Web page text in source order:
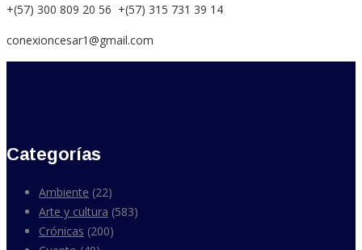
+(57) 300 809 20 56 +(57) 315 731 39 14
conexioncesar1@gmail.com
Categorías
Ambiente (22)
Arte y cultura (583)
Crónicas (200)